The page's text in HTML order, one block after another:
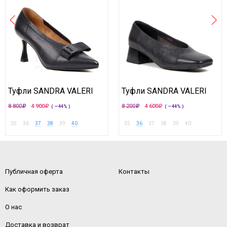
Туфли SANDRA VALERI
8 800 4 900 ( —44% )
35 36 37 38 39 40
Туфли SANDRA VALERI
8 200 4 600 ( —44% )
35 36 37 38 39 40
Публичная оферта
Как оформить заказ
О нас
Доставка и возврат
Контакты